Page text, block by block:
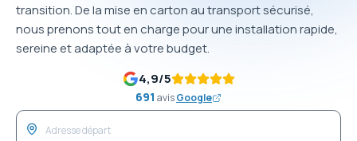
transition. De la mise en carton au transport sécurisé,
nous prenons tout en charge pour une installation rapide,
sereine et adaptée à votre budget.
4,9/5
691 avisGoogle